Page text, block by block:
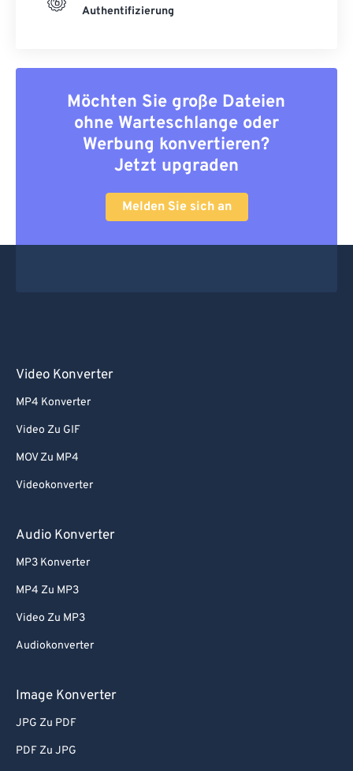
Authentifizierung
Möchten Sie große Dateien
ohne Warteschlange oder
Werbung konvertieren?
Jetzt upgraden
Melden Sie sich an
Video Konverter
MP4 Konverter
Video Zu GIF
MOV Zu MP4
Videokonverter
Audio Konverter
MP3 Konverter
MP4 Zu MP3
Video Zu MP3
Audiokonverter
Image Konverter
JPG Zu PDF
PDF Zu JPG